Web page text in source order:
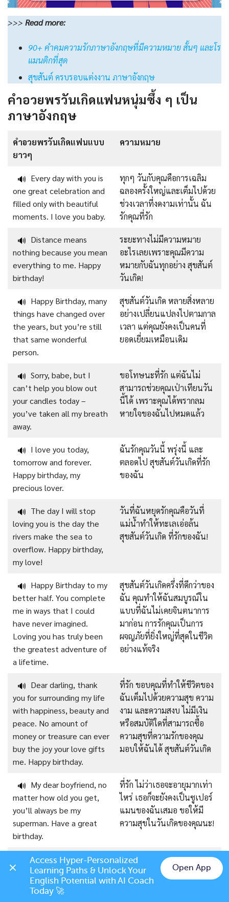
>>> Readmore:
90+ คําคมความรักภาษาอังกฤษที่มีความหมาย สั้นๆ และโร
แมนติกที่สุด
สุขสันต์ ครบรอบแต่งงาน ภาษาอังกฤษ
คำอวยพรวันเกิดแฟนหนุ่มซึ้ง ๆ เป็น
ภาษาอังกฤษ
คําอวยพรวันเกิดแฟนแบบ
ยาวๆ
ความหมาย
🔊 Every day with you is
one great celebration and
filled only with beautiful
moments. I love you baby.
ทุกๆ วันกับคุณคือการเฉลิม
ฉลองครั้งใหญ่และเต็มไปด้วย
ช่วงเวลาที่งดงามเท่านั้น ฉัน
รักคุณที่รัก
🔊 Distance means
nothing because you mean
everything to me. Happy
birthday!
ระยะทางไม่มีความหมาย
อะไรเลยเพราะคุณมีความ
หมายกับฉันทุกอย่าง สุขสันต์
วันเกิด!
🔊 Happy Birthday, many
things have changed over
the years, but you’re still
that same wonderful
person.
สุขสันต์วันเกิด หลายสิ่งหลาย
อย่างเปลี่ยนแปลงไปตามกาล
เวลา แต่คุณยังคงเป็นคนที่
ยอดเยี่ยมเหมือนเดิม
🔊 Sorry, babe, but I
can’t help you blow out
your candles today –
you’ve taken all my breath
away.
ขอโทษนะที่รัก แต่ฉันไม่
สามารถช่วยคุณเป่าเทียนวัน
นี้ได้ เพราะคุณได้พรากลม
หายใจของฉันไปหมดแล้ว
🔊 I love you today,
tomorrow and forever.
Happy birthday, my
precious lover.
ฉันรักคุณวันนี้ พรุ่งนี้ และ
ตลอดไป สุขสันต์วันเกิดที่รัก
ของฉัน
🔊 The day I will stop
loving you is the day the
rivers make the sea to
overflow. Happy birthday,
my love!
วันที่ฉันหยุดรักคุณคือวันที่
แม่น้ำทำให้ทะเลเอ่อล้น
สุขสันต์วันเกิด ที่รักของฉัน!
🔊 Happy Birthday to my
better half. You complete
me in ways that I could
have never imagined.
Loving you has truly been
the greatest adventure of
a lifetime.
สุขสันต์วันเกิดครึ่งที่ดีกว่าของ
ฉัน คุณทำให้ฉันสมบูรณ์ใน
แบบที่ฉันไม่เคยจินตนาการ
มาก่อน การรักคุณเป็นการ
ผจญภัยที่ยิ่งใหญ่ที่สุดในชีวิต
อย่างแท้จริง
🔊 Dear darling, thank
you for surrounding my life
with happiness, beauty and
peace. No amount of
money or treasure can ever
buy the joy your love gifts
me. Happy birthday.
ที่รัก ขอบคุณที่ทำให้ชีวิตของ
ฉันเต็มไปด้วยความสุข ความ
งาม และความสงบ ไม่มีเงิน
หรือสมบัติใดที่สามารถซื้อ
ความสุขที่ความรักของคุณ
มอบให้ฉันได้ สุขสันต์วันเกิด
🔊 My dear boyfriend, no
matter how old you get,
you’ll always be my
superman. Have a great
birthday.
ที่รัก ไม่ว่าเธอจะอายุมากเท่า
ไหร่ เธอก็จะยังคงเป็นซูเปอร์
แมนของฉันเสมอ ขอให้มี
ความสุขในวันเกิดของคุณนะ!
Sweet baby, you have
no idea how much I wish
you were here with me on
this special day. I hope you
ที่รัก คุณไม่รู้เลยว่าฉัน
ปรารถนาให้คุณอยู่ที่นี่กับฉัน
ในวันพิเศษนี้มากแค่ไหน ฉัน
Chat on LINE
Access Hyper-Personalized
Learning Paths & Unlock Your
English Potential with AI Coach
Today 🚀
Open App